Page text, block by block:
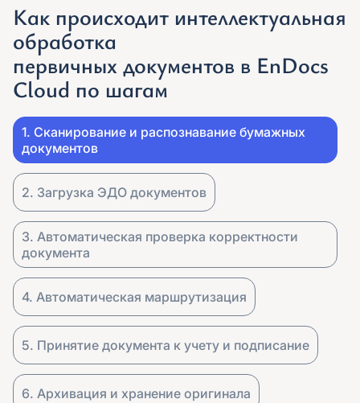
Как происходит интеллектуальная
обработка
первичных документов в EnDocs
Cloud по шагам
1. Сканирование и распознавание бумажных
документов
2. Загрузка ЭДО документов
3. Автоматическая проверка корректности
документа
4. Автоматическая маршрутизация
5. Принятие документа к учету и подписание
6. Архивация и хранение оригинала